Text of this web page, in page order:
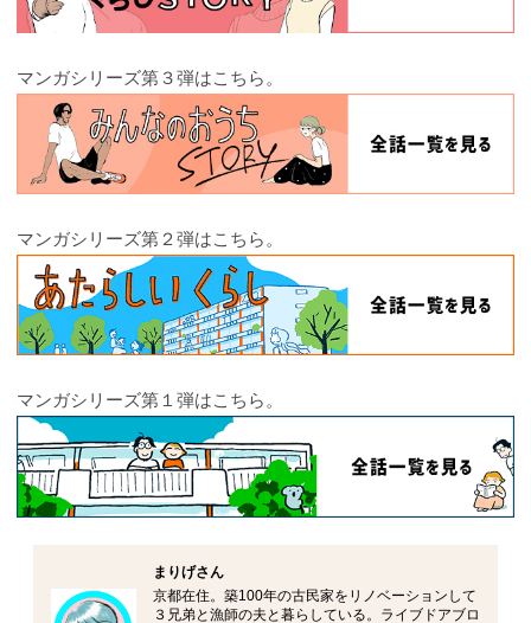
マンガシリーズ第３弾はこちら。
マンガシリーズ第２弾はこちら。
マンガシリーズ第１弾はこちら。
まりげさん
京都在住。築100年の古民家をリノベーションして
３兄弟と漁師の夫と暮らしている。ライブドアブロ